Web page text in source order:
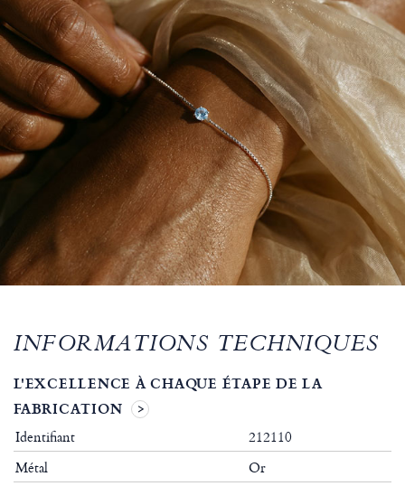
INFORMATIONS TECHNIQUES
L'EXCELLENCE À CHAQUE ÉTAPE DE LA
FABRICATION
Identifiant
212110
Métal
Or